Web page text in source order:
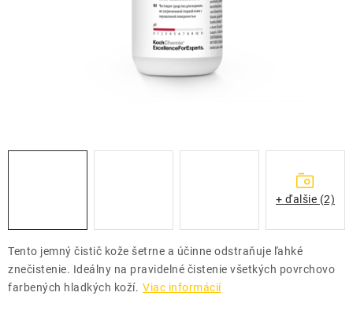
Tento jemný čistič kože šetrne a účinne odstraňuje ľahké
znečistenie. Ideálny na pravidelné čistenie všetkých povrchovo
farbených hladkých koží. Viac informácií
+ ďalšie (2)